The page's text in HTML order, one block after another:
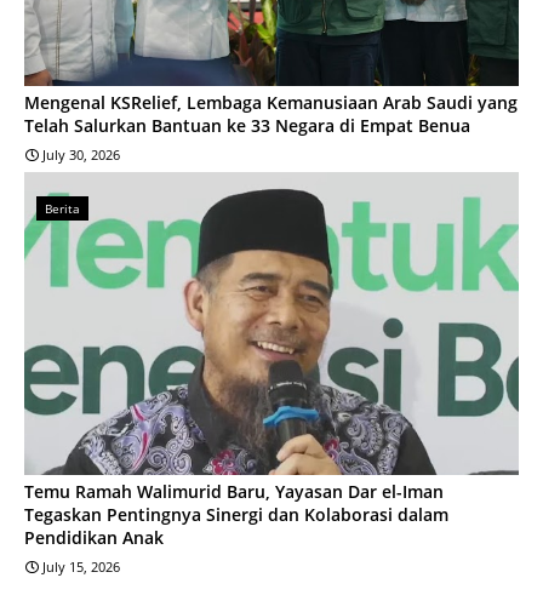
Mengenal KSRelief, Lembaga Kemanusiaan Arab Saudi yang
Telah Salurkan Bantuan ke 33 Negara di Empat Benua
July 30, 2026
Berita
Temu Ramah Walimurid Baru, Yayasan Dar el-Iman
Tegaskan Pentingnya Sinergi dan Kolaborasi dalam
Pendidikan Anak
July 15, 2026